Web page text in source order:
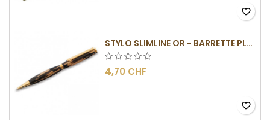
favorite_border
STYLO SLIMLINE OR - BARRETTE PLATE
4,70 CHF
favorite_border